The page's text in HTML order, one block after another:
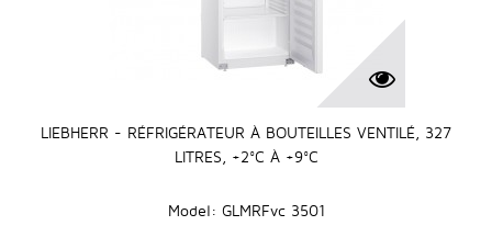
LIEBHERR - RÉFRIGÉRATEUR À BOUTEILLES VENTILÉ, 327
LITRES, +2°C À +9°C
Model: GLMRFvc 3501